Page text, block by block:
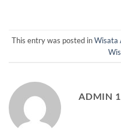
This entry was posted inWisata
ADMIN 1